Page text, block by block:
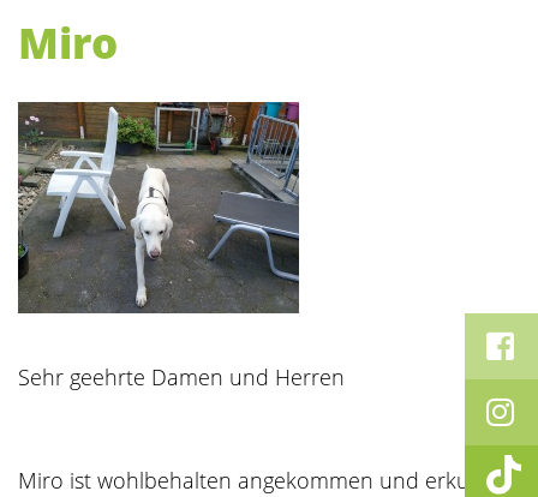
Miro
Sehr geehrte Damen und Herren
Miro ist wohlbehalten angekommen und erkundet